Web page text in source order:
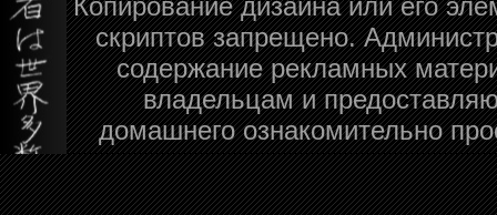
Копирование дизайна или его
скриптов запрещено.
содержание рекламных
владельцам и
домашнего ознакомительно